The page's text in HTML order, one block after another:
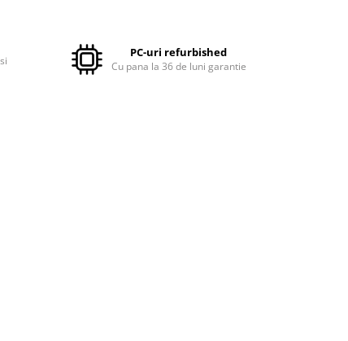
PC-uri refurbished
Cu pana la 36 de luni garantie